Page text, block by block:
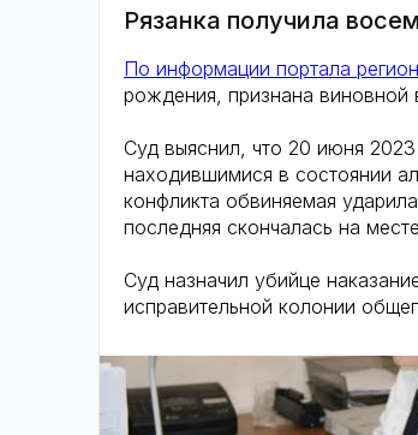
Рязанка получила
По информации портала
рождения, признана виновной
Суд выяснил, что 20 июня
находившимися в состоянии
конфликта обвиняемая
последняя скончалась на
Суд назначил убийце
исправительной колонии